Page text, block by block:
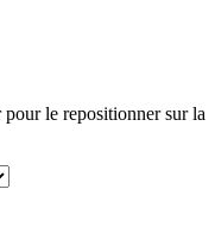
le repositionner sur la